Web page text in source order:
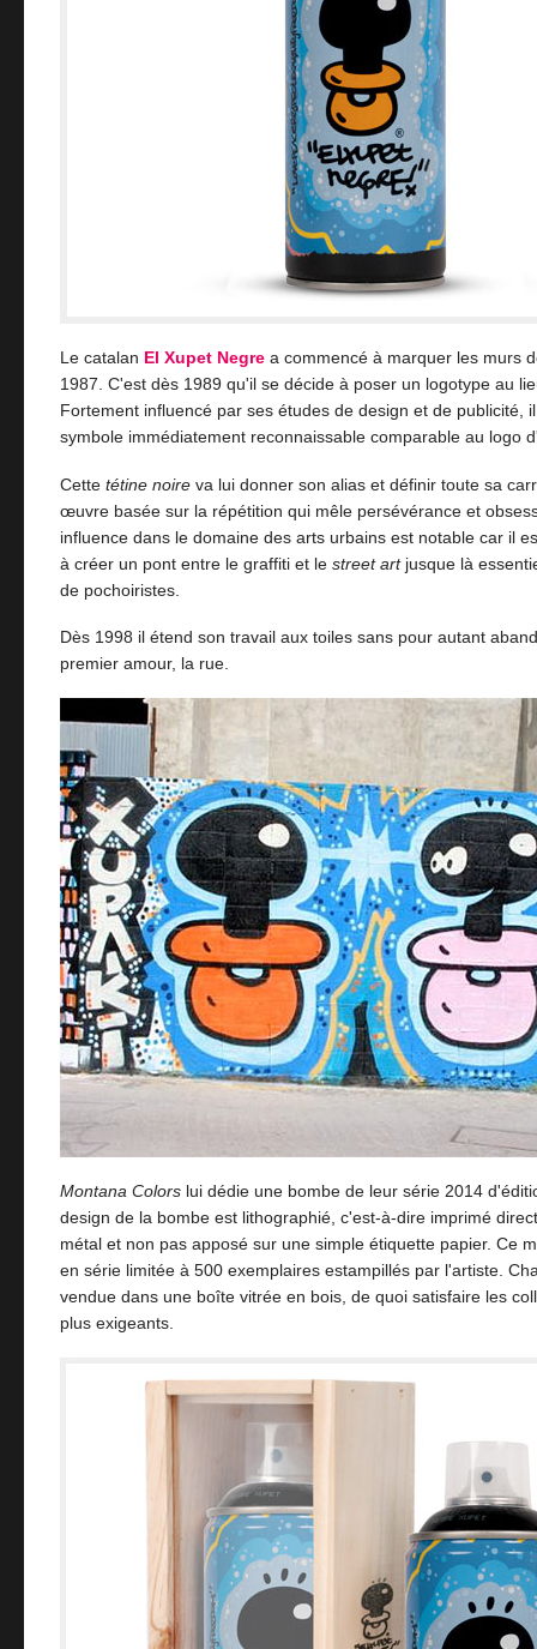
Le catalan El Xupet Negre a commencé à marquer les murs
1987. C'est dès 1989 qu'il se décide à poser un logotype au
Fortement influencé par ses études de design et de publicité,
symbole immédiatement reconnaissable comparable au logo
Cette tétine noire va lui donner son alias et définir toute sa
œuvre basée sur la répétition qui mêle persévérance et
influence dans le domaine des arts urbains est notable car il
à créer un pont entre le graffiti et le street artjusque là
de pochoiristes.
Dès 1998 il étend son travail aux toiles sans pour autant
premier amour, la rue.
Montana Colors lui dédie une bombe de leur série 2014
design de la bombe est lithographié, c'est-à-dire imprimé
métal et non pas apposé sur une simple étiquette papier. Ce
en série limitée à 500 exemplaires estampillés par l'artiste.
vendue dans une boîte vitrée en bois, de quoi satisfaire les
plus exigeants.